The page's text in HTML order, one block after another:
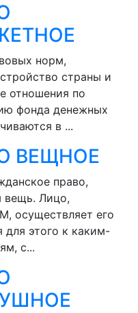
норм,
страны и
отношения по
фонда денежных
в ...
ВЕЩНОЕ
право,
вещь. Лицо,
осуществляет его
для этого к каким-
с...